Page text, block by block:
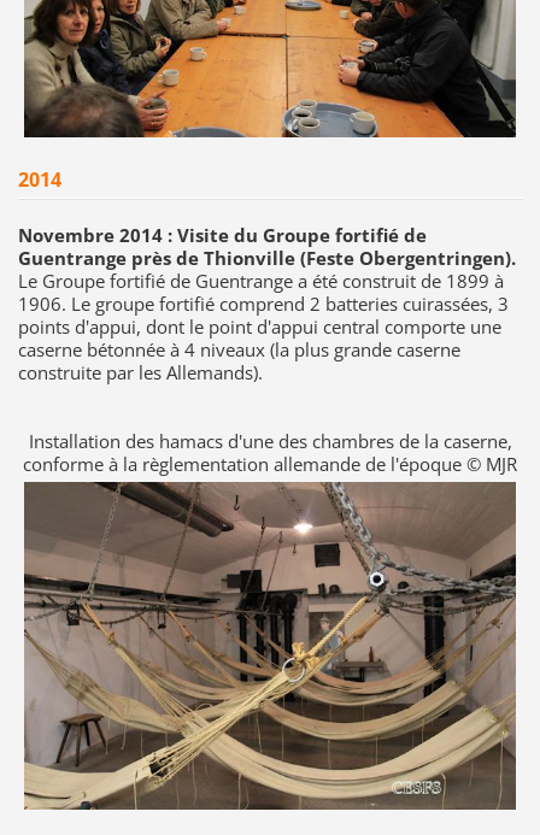
2014
Novembre 2014 : Visite du Groupe fortifié de
Guentrange près de Thionville (Feste Obergentringen).
Le Groupe fortifié de Guentrange a été construit de 1899 à
1906. Le groupe fortifié comprend 2 batteries cuirassées, 3
points d'appui, dont le point d'appui central comporte une
caserne bétonnée à 4 niveaux (la plus grande caserne
construite par les Allemands).
Installation des hamacs d'une des chambres de la caserne,
conforme à la règlementation allemande de l'époque © MJR